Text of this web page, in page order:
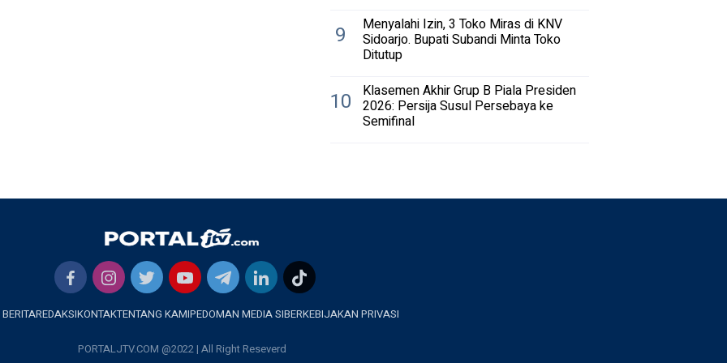
9 Menyalahi Izin, 3 Toko Miras di KNV
Sidoarjo. Bupati Subandi Minta Toko
Ditutup
10 Klasemen Akhir Grup B Piala Presiden
2026: Persija Susul Persebaya ke
Semifinal
REDAKSIKONTAKTENTANG KAMIPEDOMAN MEDIA SIBERKEBIJAKAN PRIVASI
PORTALJTV.COM @2022 | All Right Reseverd